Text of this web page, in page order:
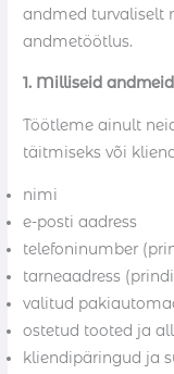
andmed turvaliselt
andmetöötlus.
1. Milliseid
Töötleme ainult
täitmiseks või
nimi
e-posti aadress
telefoninumber
tarneaadress
valitud
ostetud tooted ja
kliendipäringud ja